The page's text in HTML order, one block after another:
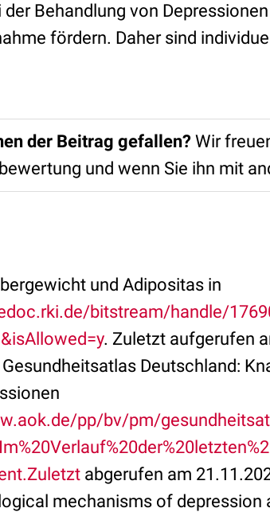
Behandlung von
fördern. Daher sind
der Beitrag gefallen?Wir
und wenn Sie ihn mit
und Adipositas in
bitstream/handle/
. Zuletzt aufgerufen
Deutschland:
pp/bv/pm/
abgerufen am
mechanisms of depression